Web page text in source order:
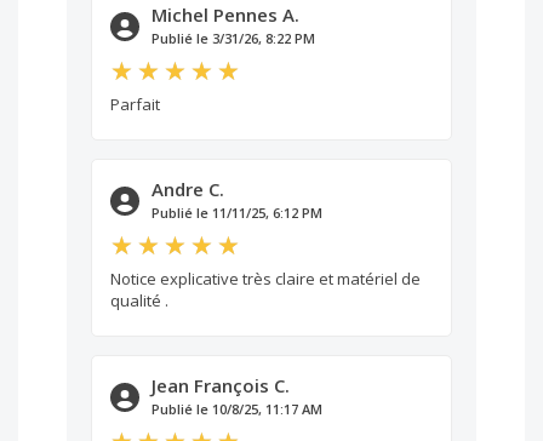
Michel Pennes A.
Publié le 3/31/26, 8:22 PM
Parfait
Andre C.
Publié le 11/11/25, 6:12 PM
Notice explicative très claire et matériel de
qualité .
Jean François C.
Publié le 10/8/25, 11:17 AM